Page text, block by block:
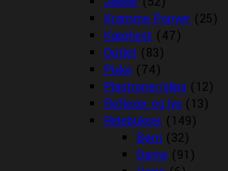
Kramme Ponyer (25)
Kæphest (47)
Outlet (83)
Piske (74)
Plastroner/slips (12)
Reflexer og lys (13)
Ridebukser (149)
Børn (32)
Dame (91)